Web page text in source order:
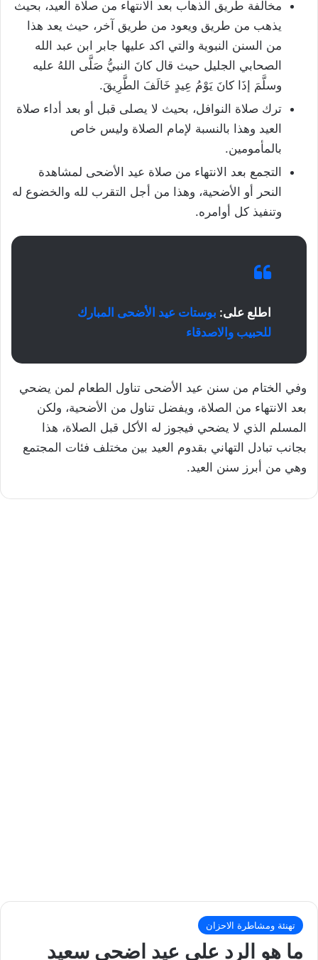
مخالفة طريق الذهاب بعد الانتهاء من صلاة العيد، بحيث
يذهب من طريق ويعود من طريق آخر، حيث يعد هذا
من السنن النبوية والتي اكد عليها جابر ابن عبد الله
الصحابي الجليل حيث قال كانَ النبيُّ صَلَّى اللهُ عليه
وسلَّمَ إذَا كانَ يَوْمُ عِيدٍ خَالَفَ الطَّرِيقَ.
ترك صلاة النوافل، بحيث لا يصلى قبل أو بعد أداء صلاة
العيد وهذا بالنسبة لإمام الصلاة وليس خاص
بالمأمومين.
التجمع بعد الانتهاء من صلاة عيد الأضحى لمشاهدة
النحر أو الأضحية، وهذا من أجل التقرب لله والخضوع له
وتنفيذ كل أوامره.
اطلع على: بوستات عيد الأضحى المبارك
للحبيب والاصدقاء
وفي الختام من سنن عيد الأضحى تناول الطعام لمن يضحي
بعد الانتهاء من الصلاة، ويفضل تناول من الأضحية، ولكن
المسلم الذي لا يضحي فيجوز له الأكل قبل الصلاة، هذا
بجانب تبادل التهاني بقدوم العيد بين مختلف فئات المجتمع
وهي من أبرز سنن العيد.